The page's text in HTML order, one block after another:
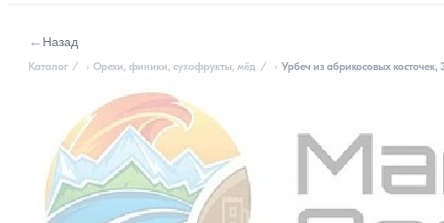
← Назад
Каталог Орехи, финики, сухофрукты, мёд Урбеч из абрикосовых косточек,